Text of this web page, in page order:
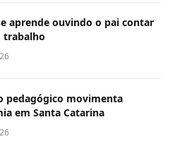
aprende ouvindo o pai contar
trabalho
pedagógico movimenta
em Santa Catarina